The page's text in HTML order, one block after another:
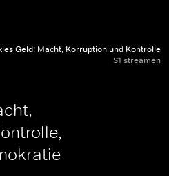
Geld: Macht, Korruption und Kontrolle
S1 streamen